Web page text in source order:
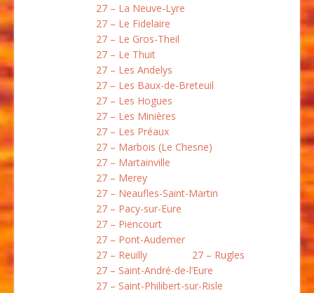
27 – La Neuve-Lyre
27 – Le Fidelaire
27 – Le Gros-Theil
27 – Le Thuit
27 – Les Andelys
27 – Les Baux-de-Breteuil
27 – Les Hogues
27 – Les Minières
27 – Les Préaux
27 – Marbois (Le Chesne)
27 – Martainville
27 – Merey
27 – Neaufles-Saint-Martin
27 – Pacy-sur-Eure
27 – Piencourt
27 – Pont-Audemer
27 – Reuilly
27 – Rugles
27 – Saint-André-de-l’Eure
27 – Saint-Philibert-sur-Risle